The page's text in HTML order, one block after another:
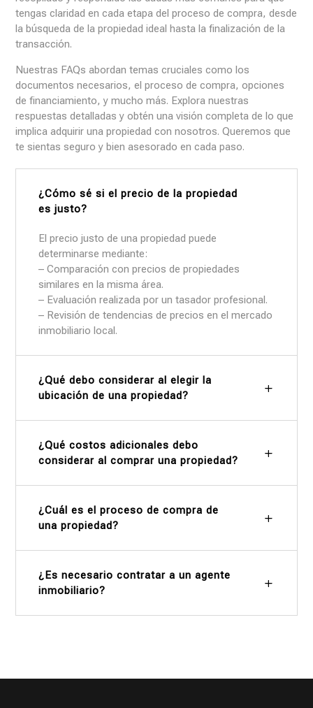
tengas claridad en cada etapa del proceso de compra, desde
la búsqueda de la propiedad ideal hasta la finalización de la
transacción.
Nuestras FAQs abordan temas cruciales como los
documentos necesarios, el proceso de compra, opciones
de financiamiento, y mucho más. Explora nuestras
respuestas detalladas y obtén una visión completa de lo que
implica adquirir una propiedad con nosotros. Queremos que
te sientas seguro y bien asesorado en cada paso.
¿Cómo sé si el precio de la propiedad
es justo?
El precio justo de una propiedad puede
determinarse mediante:
– Comparación con precios de propiedades
similares en la misma área.
– Evaluación realizada por un tasador profesional.
– Revisión de tendencias de precios en el mercado
inmobiliario local.
¿Qué debo considerar al elegir la
ubicación de una propiedad?
¿Qué costos adicionales debo
considerar al comprar una propiedad?
¿Cuál es el proceso de compra de
una propiedad?
¿Es necesario contratar a un agente
inmobiliario?